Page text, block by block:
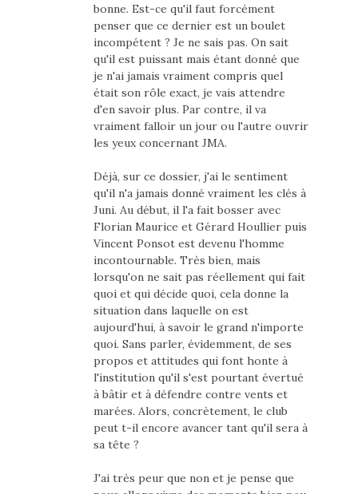
bonne. Est-ce qu'il faut forcément
penser que ce dernier est un boulet
incompétent ? Je ne sais pas. On sait
qu'il est puissant mais étant donné que
je n'ai jamais vraiment compris quel
était son rôle exact, je vais attendre
d'en savoir plus. Par contre, il va
vraiment falloir un jour ou l'autre ouvrir
les yeux concernant JMA.
Déjà, sur ce dossier, j'ai le sentiment
qu'il n'a jamais donné vraiment les clés à
Juni. Au début, il l'a fait bosser avec
Florian Maurice et Gérard Houllier puis
Vincent Ponsot est devenu l'homme
incontournable. Très bien, mais
lorsqu'on ne sait pas réellement qui fait
quoi et qui décide quoi, cela donne la
situation dans laquelle on est
aujourd'hui, à savoir le grand n'importe
quoi. Sans parler, évidemment, de ses
propos et attitudes qui font honte à
l'institution qu'il s'est pourtant évertué
à bâtir et à défendre contre vents et
marées. Alors, concrètement, le club
peut t-il encore avancer tant qu'il sera à
sa tête ?
J'ai très peur que non et je pense que